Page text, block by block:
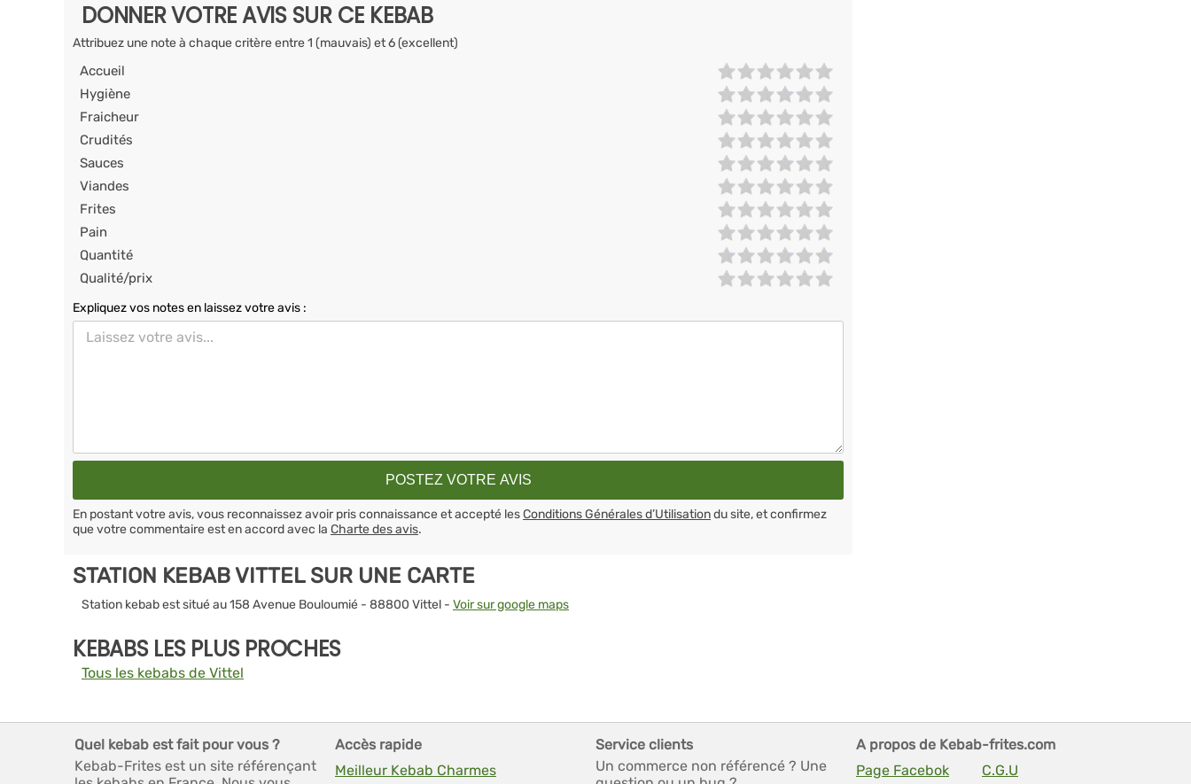
DONNER VOTRE AVIS SUR CE KEBAB
Attribuez une note à chaque critère entre 1 (mauvais) et 6 (excellent)
Accueil
Hygiène
Fraicheur
Crudités
Sauces
Viandes
Frites
Pain
Quantité
Qualité/prix
Expliquez vos notes en laissez votre avis :
En postant votre avis, vous reconnaissez avoir pris connaissance et accepté lesConditions Générales d’Utilisationdu site, et confirmez
que votre commentaire est en accord avec la Charte des avis.
STATION KEBAB VITTEL SUR UNE CARTE
Station kebab est situé au 158 Avenue Bouloumié - 88800 Vittel - Voir sur google maps
KEBABS LES PLUS PROCHES
Tous les kebabs de Vittel
Quel kebab est fait pour vous ?
Kebab-Frites est un site référençant
Accès rapide
Meilleur Kebab Charmes
Service clients
Un commerce non référencé ? Une
A propos de Kebab-frites.com
Page Facebok
C.G.U